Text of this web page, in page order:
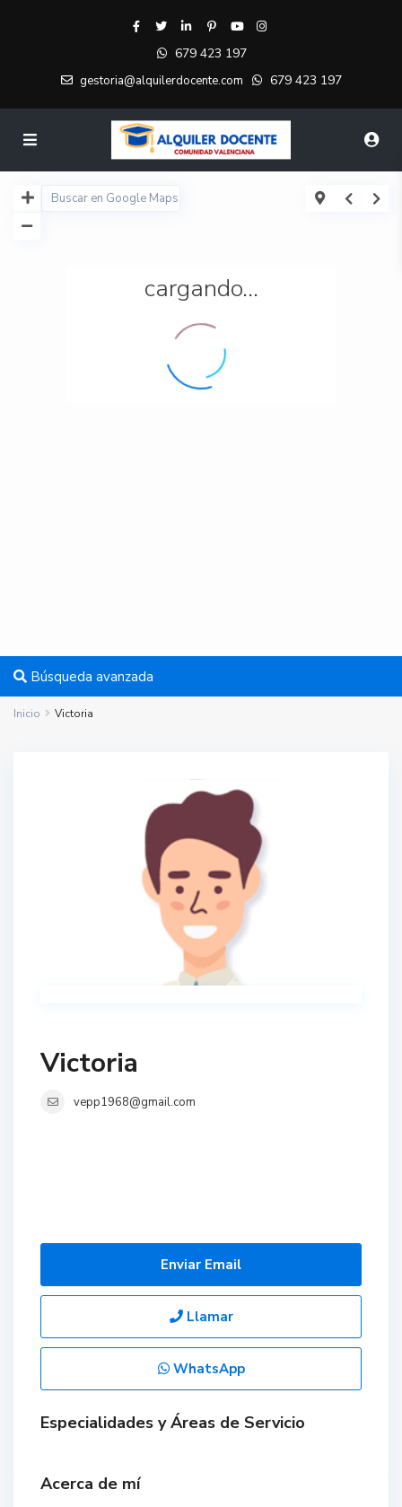
679 423 197
gestoria@alquilerdocente.com 679 423 197
cargando...
Búsqueda avanzada
Inicio Victoria
Victoria
vepp1968@gmail.com
Enviar Email
Llamar
WhatsApp
Especialidades y Áreas de Servicio
Acerca de mí